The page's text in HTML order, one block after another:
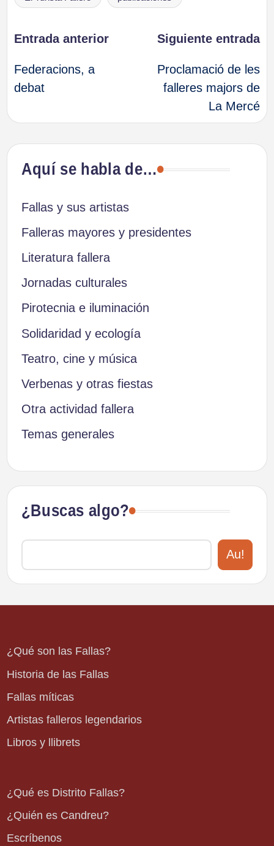
Navegación
de
entradas
Entrada anterior
Federacions, a
debat
Siguiente entrada
Proclamació de les
falleres majors de
La Mercé
Aquí se habla de…
Fallas y sus artistas
Falleras mayores y presidentes
Literatura fallera
Jornadas culturales
Pirotecnia e iluminación
Solidaridad y ecología
Teatro, cine y música
Verbenas y otras fiestas
Otra actividad fallera
Temas generales
¿Buscas algo?
Au!
¿Qué son las Fallas?
Historia de las Fallas
Fallas míticas
Artistas falleros legendarios
Libros y llibrets
¿Qué es Distrito Fallas?
¿Quién es Candreu?
Escríbenos